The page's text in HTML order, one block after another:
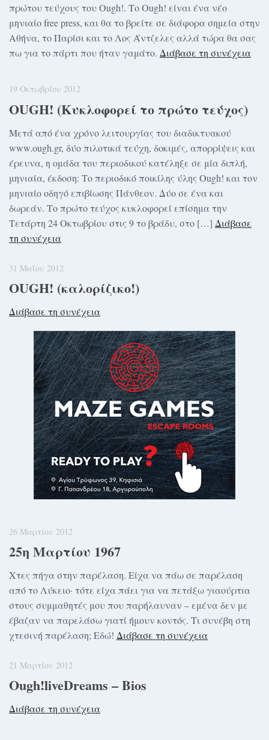
πρώτου τεύχους του Ough!. Το Ough! είναι ένα νέο
μηνιαίο free press, και θα το βρείτε σε διάφορα σημεία στην
Αθήνα, το Παρίσι και το Λος Άντζελες αλλά τώρα θα σας
πω για το πάρτι που ήταν γαμάτο. Διάβασε τη συνέχεια
19 Οκτωβρίου 2012
OUGH! (Κυκλοφορεί το πρώτο τεύχος)
Μετά από ένα χρόνο λειτουργίας του διαδικτυακού
www.ough.gr, δύο πιλοτικά τεύχη, δοκιμές, απορρίψεις και
έρευνα, η ομάδα του περιοδικού κατέληξε σε μία διπλή,
μηνιαία, έκδοση: Το περιοδικό ποικίλης ύλης Ough! και τον
μηνιαίο οδηγό επιβίωσης Πάνθεον. Δύο σε ένα και
δωρεάν. Το πρώτο τεύχος κυκλοφορεί επίσημα την
Τετάρτη 24 Οκτωβρίου στις 9 το βράδυ, στο […] Διάβασε
τη συνέχεια
31 Μαΐου 2012
OUGH! (καλορίζικο!)
Διάβασε τη συνέχεια
26 Μαρτίου 2012
25η Μαρτίου 1967
Χτες πήγα στην παρέλαση. Είχα να πάω σε παρέλαση
από το Λύκειο· τότε είχα πάει για να πετάξω γιαούρτια
στους συμμαθητές μου που παρήλαυναν – εμένα δεν με
έβαζαν να παρελάσω γιατί ήμουν κοντός. Τι συνέβη στη
χτεσινή παρέλαση; Εδώ! Διάβασε τη συνέχεια
21 Μαρτίου 2012
Ough!liveDreams – Bios
Διάβασε τη συνέχεια